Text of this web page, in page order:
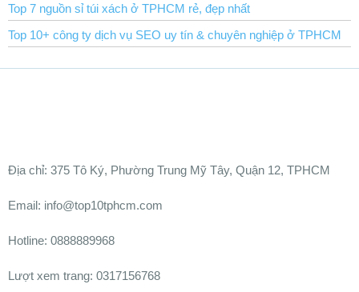
Top 7 nguồn sỉ túi xách ở TPHCM rẻ, đẹp nhất
Top 10+ công ty dịch vụ SEO uy tín & chuyên nghiệp ở TPHCM
Ðịa chỉ: 375 Tô Ký, Phường Trung Mỹ Tây, Quận 12, TPHCM
Email: info@top10tphcm.com
Hotline: 0888889968
Lượt xem trang: 0317156768